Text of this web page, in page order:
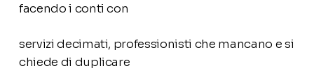
facendo i conti con
servizi decimati, professionisti che mancano e si
chiede di duplicare